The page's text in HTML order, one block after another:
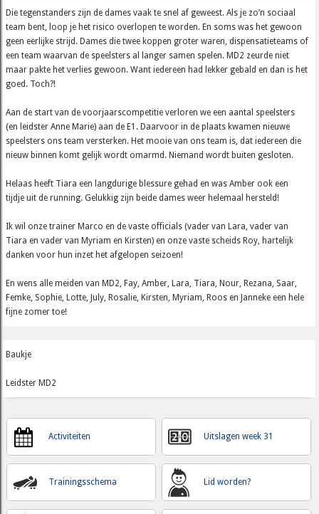
Die tegenstanders zijn de dames vaak te snel af geweest. Als je zo’n sociaal
team bent, loop je het risico overlopen te worden. En soms was het gewoon
geen eerlijke strijd. Dames die twee koppen groter waren, dispensatieteams of
een team waarvan de speelsters al langer samen spelen. MD2 zeurde niet
maar pakte het verlies gewoon. Want iedereen had lekker gebald en dan is het
goed. Toch?!
Aan de start van de voorjaarscompetitie verloren we een aantal speelsters
(en leidster Anne Marie) aan de E1. Daarvoor in de plaats kwamen nieuwe
speelsters ons team versterken. Het mooie van ons team is, dat iedereen die
nieuw binnen komt gelijk wordt omarmd. Niemand wordt buiten gesloten.
Helaas heeft Tiara een langdurige blessure gehad en was Amber ook een
tijdje uit de running. Gelukkig zijn beide dames weer helemaal hersteld!
Ik wil onze trainer Marco en de vaste officials (vader van Lara, vader van
Tiara en vader van Myriam en Kirsten) en onze vaste scheids Roy, hartelijk
danken voor hun inzet het afgelopen seizoen!
En wens alle meiden van MD2, Fay, Amber, Lara, Tiara, Nour, Rezana, Saar,
Femke, Sophie, Lotte, July, Rosalie, Kirsten, Myriam, Roos en Janneke een hele
fijne zomer toe!
Baukje
Leidster MD2
Activiteiten
Trainingsschema
Uitslagen week 31
Lid worden?